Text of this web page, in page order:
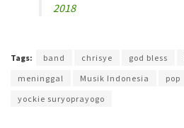
2018
Tags: band chrisye god bless
meninggal
Musik Indonesia pop
yockie suryoprayogo